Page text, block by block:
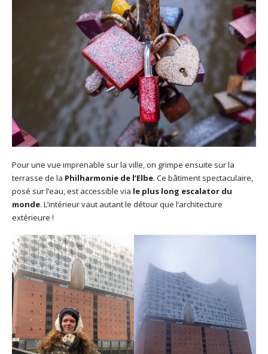
Pour une vue imprenable sur la ville, on grimpe ensuite sur la
terrasse de la Philharmonie de l’Elbe. Ce bâtiment spectaculaire,
posé sur l’eau, est accessible via le plus long escalator du
monde. L’intérieur vaut autant le détour que l’architecture
extérieure !